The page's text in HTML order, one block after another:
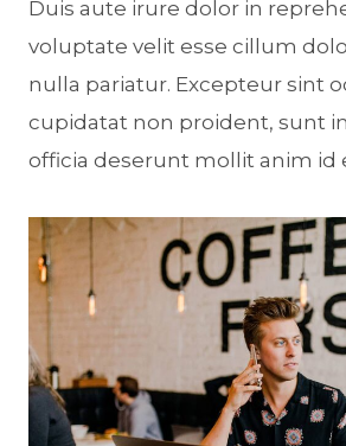
Duis aute irure dolor in
voluptate velit esse cillum
nulla pariatur. Excepteur sint
cupidatat non proident, sunt
officia deserunt mollit anim id